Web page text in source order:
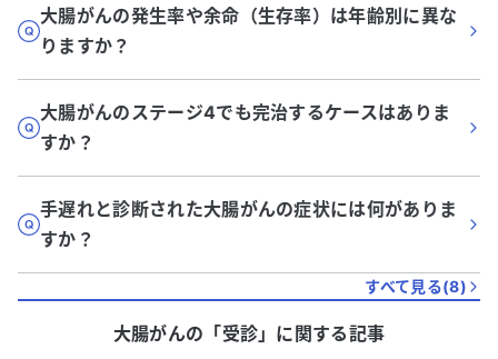
大腸がんの発生率や余命（生存率）は年齢別に異な
りますか？
大腸がんのステージ4でも完治するケースはありま
すか？
手遅れと診断された大腸がんの症状には何がありま
すか？
すべて見る(8)
大腸がんの「受診」に関する記事